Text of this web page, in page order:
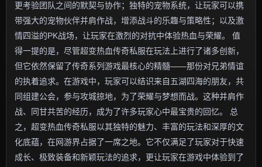
更考验团队之间的默契与协作；独特的宠物系统，让玩家可以携
带强大的宠物伙伴并肩作战，增添战斗的乐趣与策略性；以及激
情四溢的PK战场，让玩家在激烈的对抗中体验热血与荣耀。 值
得一提的是，尽管超变热血传奇私服在玩法上进行了诸多创新，
但它依然保留了传奇系列游戏最核心的精髓——那份对兄弟情谊
的执着追求。在游戏中，玩家可以结识来自五湖四海的朋友，共
同组建公会，参与攻城掠地，为了荣耀与梦想而战。这种并肩作
战、同甘共苦的经历，成为了许多玩家心中最宝贵的回忆。 总
之，超变热血传奇私服以其独特的魅力、丰富的玩法和深厚的文
化底蕴，在网游界占据了一席之地。它不仅满足了玩家对于快速
成长、极致装备和新颖玩法的追求，更让玩家在游戏中体验到了